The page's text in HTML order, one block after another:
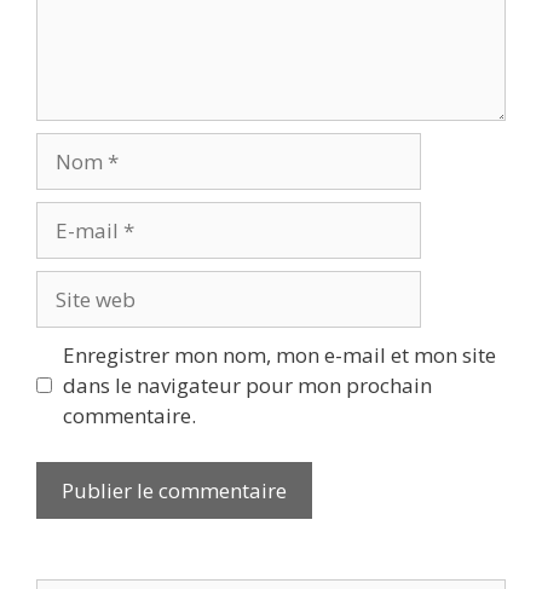
mail
web
Enregistrer mon nom, mon e-mail et mon site
dans le navigateur pour mon prochain
commentaire.